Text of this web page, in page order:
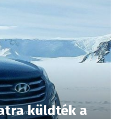
küldték a